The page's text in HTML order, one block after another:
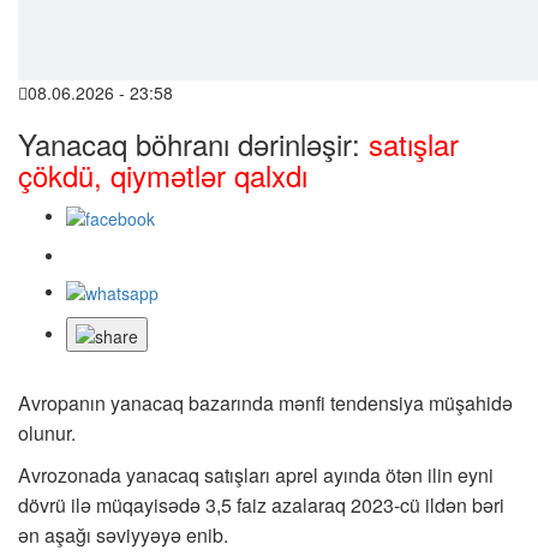
08.06.2026 - 23:58
Yanacaq böhranı dərinləşir: satışlar
çökdü, qiymətlər qalxdı
Avropanın yanacaq bazarında mənfi tendensiya müşahidə
olunur.
Avrozonada yanacaq satışları aprel ayında ötən ilin eyni
dövrü ilə müqayisədə 3,5 faiz azalaraq 2023-cü ildən bəri
ən aşağı səviyyəyə enib.